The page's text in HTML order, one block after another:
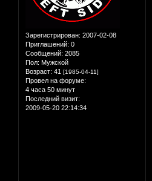
Зарегистрирован: 2007-02-08
Приглашений: 0
Сообщений: 2085
Пол: Мужской
Возраст: 41 [1985-04-11]
Провел на форуме:
4 часа 50 минут
Последний визит:
2009-05-20 22:14:34